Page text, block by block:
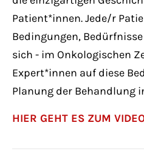
nec.
Patient*innen. Jede/r
Bedingungen,
sich - im Onkologischen
Expert*innen auf diese
Planung der Behandlung
HIER GEHT ES ZUM